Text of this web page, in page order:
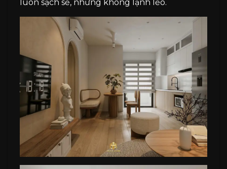
luôn sạch sẽ, nhưng không lạnh lẽo.